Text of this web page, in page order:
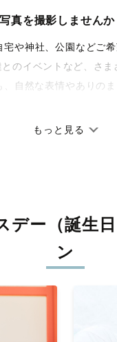
真を撮影しませんか
や神社、公園などご
のイベントなど、さま
自然な表情やありの
を丁寧に調整。自然
と思える一枚に出会
もっと見る
デー（誕生
ン